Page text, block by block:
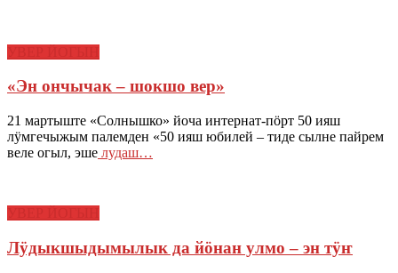
«Эн ончычак – шокшо вер»
21 мартыште «Солнышко» йоча интернат-пӧрт 50 ияш
лӱмгечыжым палемден «50 ияш юбилей – тиде сылне пайрем
веле огыл, эше лудаш…
Лӱдыкшыдымылык да йӧнан улмо – эн тӱҥ